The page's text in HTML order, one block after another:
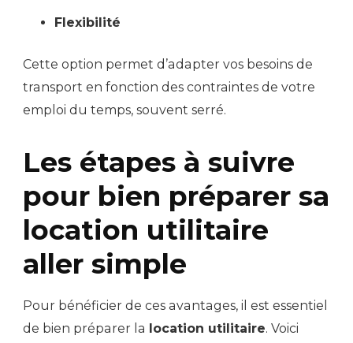
Flexibilité
Cette option permet d’adapter vos besoins de
transport en fonction des contraintes de votre
emploi du temps, souvent serré.
Les étapes à suivre
pour bien préparer sa
location utilitaire
aller simple
Pour bénéficier de ces avantages, il est essentiel
de bien préparer la
location utilitaire. Voici